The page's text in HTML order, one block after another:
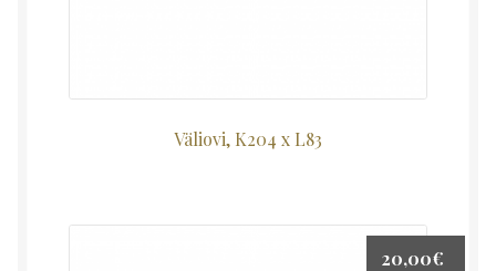
Väliovi, K204 x L83
20,00€